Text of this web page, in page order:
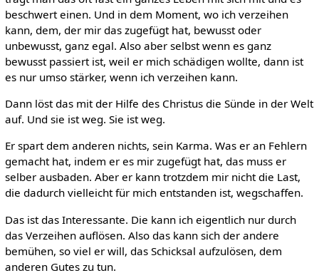
beschwert einen. Und in dem Moment, wo ich verzeihen
kann, dem, der mir das zugefügt hat, bewusst oder
unbewusst, ganz egal. Also aber selbst wenn es ganz
bewusst passiert ist, weil er mich schädigen wollte, dann ist
es nur umso stärker, wenn ich verzeihen kann.
Dann löst das mit der Hilfe des Christus die Sünde in der Welt
auf. Und sie ist weg. Sie ist weg.
Er spart dem anderen nichts, sein Karma. Was er an Fehlern
gemacht hat, indem er es mir zugefügt hat, das muss er
selber ausbaden. Aber er kann trotzdem mir nicht die Last,
die dadurch vielleicht für mich entstanden ist, wegschaffen.
Das ist das Interessante. Die kann ich eigentlich nur durch
das Verzeihen auflösen. Also das kann sich der andere
bemühen, so viel er will, das Schicksal aufzulösen, dem
anderen Gutes zu tun.